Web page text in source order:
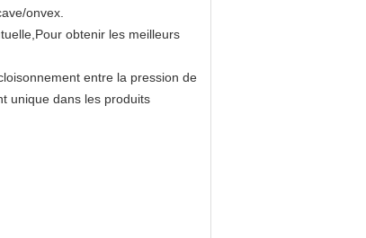
onvex.
obtenir les meilleurs
entre la pression de
unique dans les produits